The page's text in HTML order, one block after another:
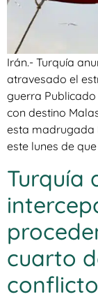
Irán.- Turquía
atravesado el
guerra Publicado
con destino
esta madrugada
este lunes de
Turquía
cuarto
conflicto